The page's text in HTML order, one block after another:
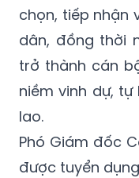
chọn, tiếp nhận
dân, đồng thời
trở thành cán
niềm vinh dự,
lao.
Phó Giám đốc
được tuyển